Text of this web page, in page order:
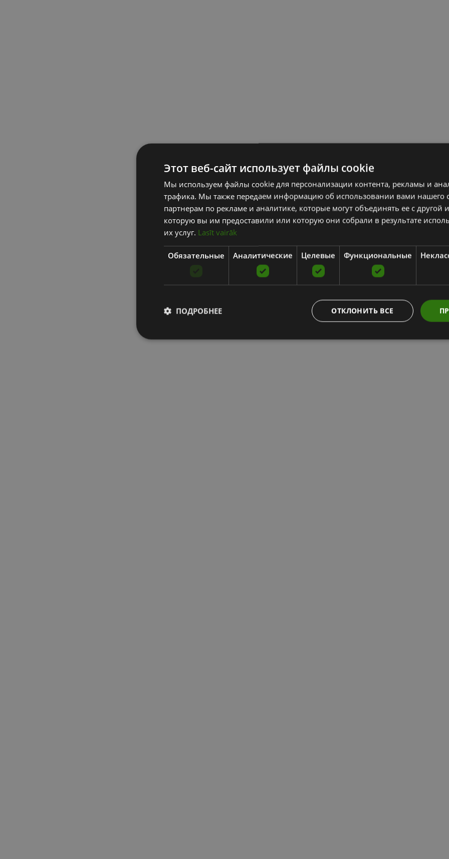
Этот веб-сайт использует файлы cookie
Мы используем файлы cookie для персонализации контента, рекламы и
трафика. Мы также передаем информацию об использовании вами нашего
партнерам по рекламе и аналитике, которые могут объединять ее с другой
которую вы им предоставили или которую они собрали в результате
их услуг. Lasīt vairāk
Обязательные Аналитические Целевые Функциональные
ОТКЛОНИТЬ ВСЕ
ПОДРОБНЕЕ